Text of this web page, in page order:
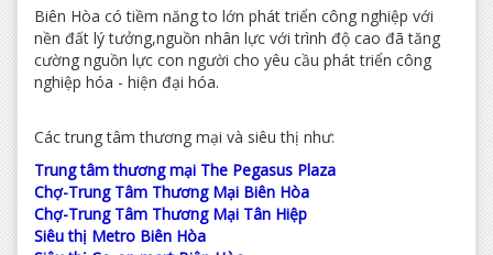
Biên Hòa có tiềm năng to lớn phát triển công nghiệp với
nền đất lý tưởng,nguồn nhân lực với trình độ cao đã tăng
cường nguồn lực con người cho yêu cầu phát triển công
nghiệp hóa - hiện đại hóa.
Các trung tâm thương mại và siêu thị như:
Trung tâm thương mại The Pegasus Plaza
Chợ-Trung Tâm Thương Mại Biên Hòa
Chợ-Trung Tâm Thương Mại Tân Hiệp
Siêu thị Metro Biên Hòa